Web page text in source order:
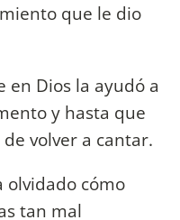
que le dio
en Dios la ayudó a
y hasta que
volver a cantar.
olvidado cómo
tan mal